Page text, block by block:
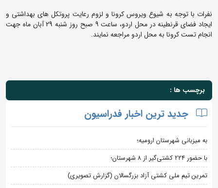
نفرات با توجه به شیوع ویروس کرونا و لزوم رعایت پروتکل های بهداشتی و
ایجاد فضای قرنطینه در محل اردو، ساعت 9 صبح روز شنبه 29 آبان ماه جهت
انجام تست کرونا به محل اردو مراجعه نمایند.
برچسب ها :
جدید ترین اخبار فدراسیون
به میزبانی شهرستان ارومیه؛
با حضور ۲۲۴ کشتی‌گیر از ۸ شهرستان؛
تمرین تیم ملی کشتی آزاد بزرگسالان (گزارش تصویری)